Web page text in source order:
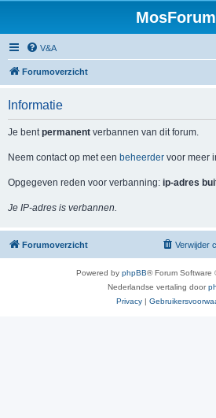
MosForum
V&A
Forumoverzicht
Informatie
Je bentpermanent verbannen van dit forum.
Neem contact op met een beheerder voor meer
Opgegeven reden voor verbanning: ip-adres
Je IP-adres is verbannen.
Forumoverzicht Verwijder
Powered by phpBB® Forum Software
Nederlandse vertaling door
Privacy |